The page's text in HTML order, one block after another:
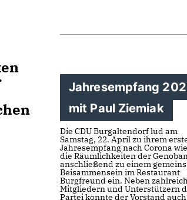
Jahresempfang
mit Paul Ziemiak
Die CDU Burgaltendorf lud am
Samstag, 22. April zu ihrem
Jahresempfang nach Corona
die Räumlichkeiten der
anschließend zu einem
Beisammensein im Restaurant
Burgfreund ein. Neben
Mitgliedern und Unterstützern
Partei konnte der Vorstand